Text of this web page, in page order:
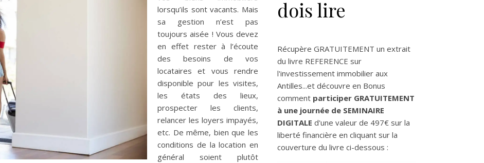
lorsqu’ils sont vacants. Mais
sa gestion n’est pas
toujours aisée ! Vous devez
en effet rester à l’écoute
des besoins de vos
locataires et vous rendre
disponible pour les visites,
les états des lieux,
prospecter les clients,
relancer les loyers impayés,
etc. De même, bien que les
conditions de la location en
général soient plutôt
dois lire
Récupère GRATUITEMENT un extrait
du livre REFERENCE sur
l'investissement immobilier aux
Antilles...et découvre en Bonus
comment participer GRATUITEMENT
à une journée de SEMINAIRE
DIGITALE d'une valeur de 497€ sur la
liberté financière en cliquant sur la
couverture du livre ci-dessous :